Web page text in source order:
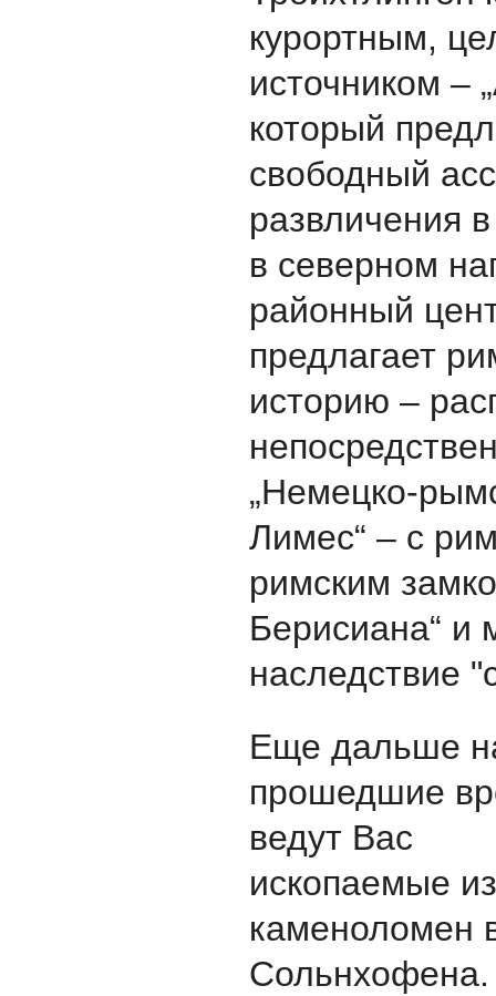
курортным,
источником –
который
свободный
развличения
в северном
районный
предлагает
историю –
„Немецкo-
Лимес“ – с
римским
Берисиана“ и
наследствие
Еще дальше
прошедшие
ведут Вас
ископаемые
каменоломен